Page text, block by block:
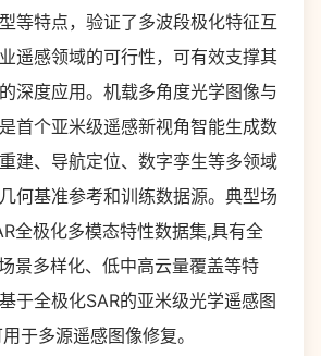
等特点，验证了多波段极化特征互
遥感领域的可行性，可有效支撑其
深度应用。机载多角度光学图像与
首个亚米级遥感新视角智能生成数
建、导航定位、数字孪生等多领域
何基准参考和训练数据源。典型场
全极化多模态特性数据集,具有全
景多样化、低中高云量覆盖等特
于全极化SAR的亚米级光学遥感图
于多源遥感图像修复。